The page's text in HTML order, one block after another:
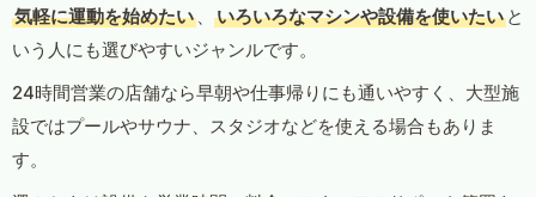
気軽に運動を始めたい 、 いろいろなマシンや設備を使いたい と
いう人にも選びやすいジャンルです。
24時間営業の店舗なら早朝や仕事帰りにも通いやすく、大型施
設ではプールやサウナ、スタジオなどを使える場合もありま
す。